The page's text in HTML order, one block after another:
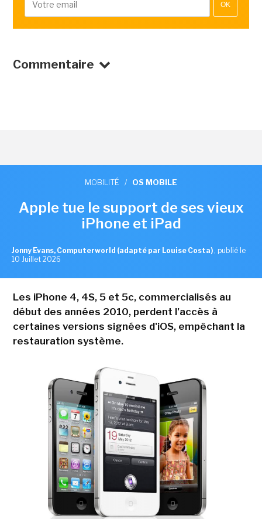
OK
Commentaire
MOBILITÉ / OS MOBILE
Apple tue le support de ses vieux
iPhone et iPad
Jonny Evans, Computerworld (adapté par Louise Costa) , publié le
10 Juillet 2026
Les iPhone 4, 4S, 5 et 5c, commercialisés au
début des années 2010, perdent l'accès à
certaines versions signées d'iOS, empêchant la
restauration système.